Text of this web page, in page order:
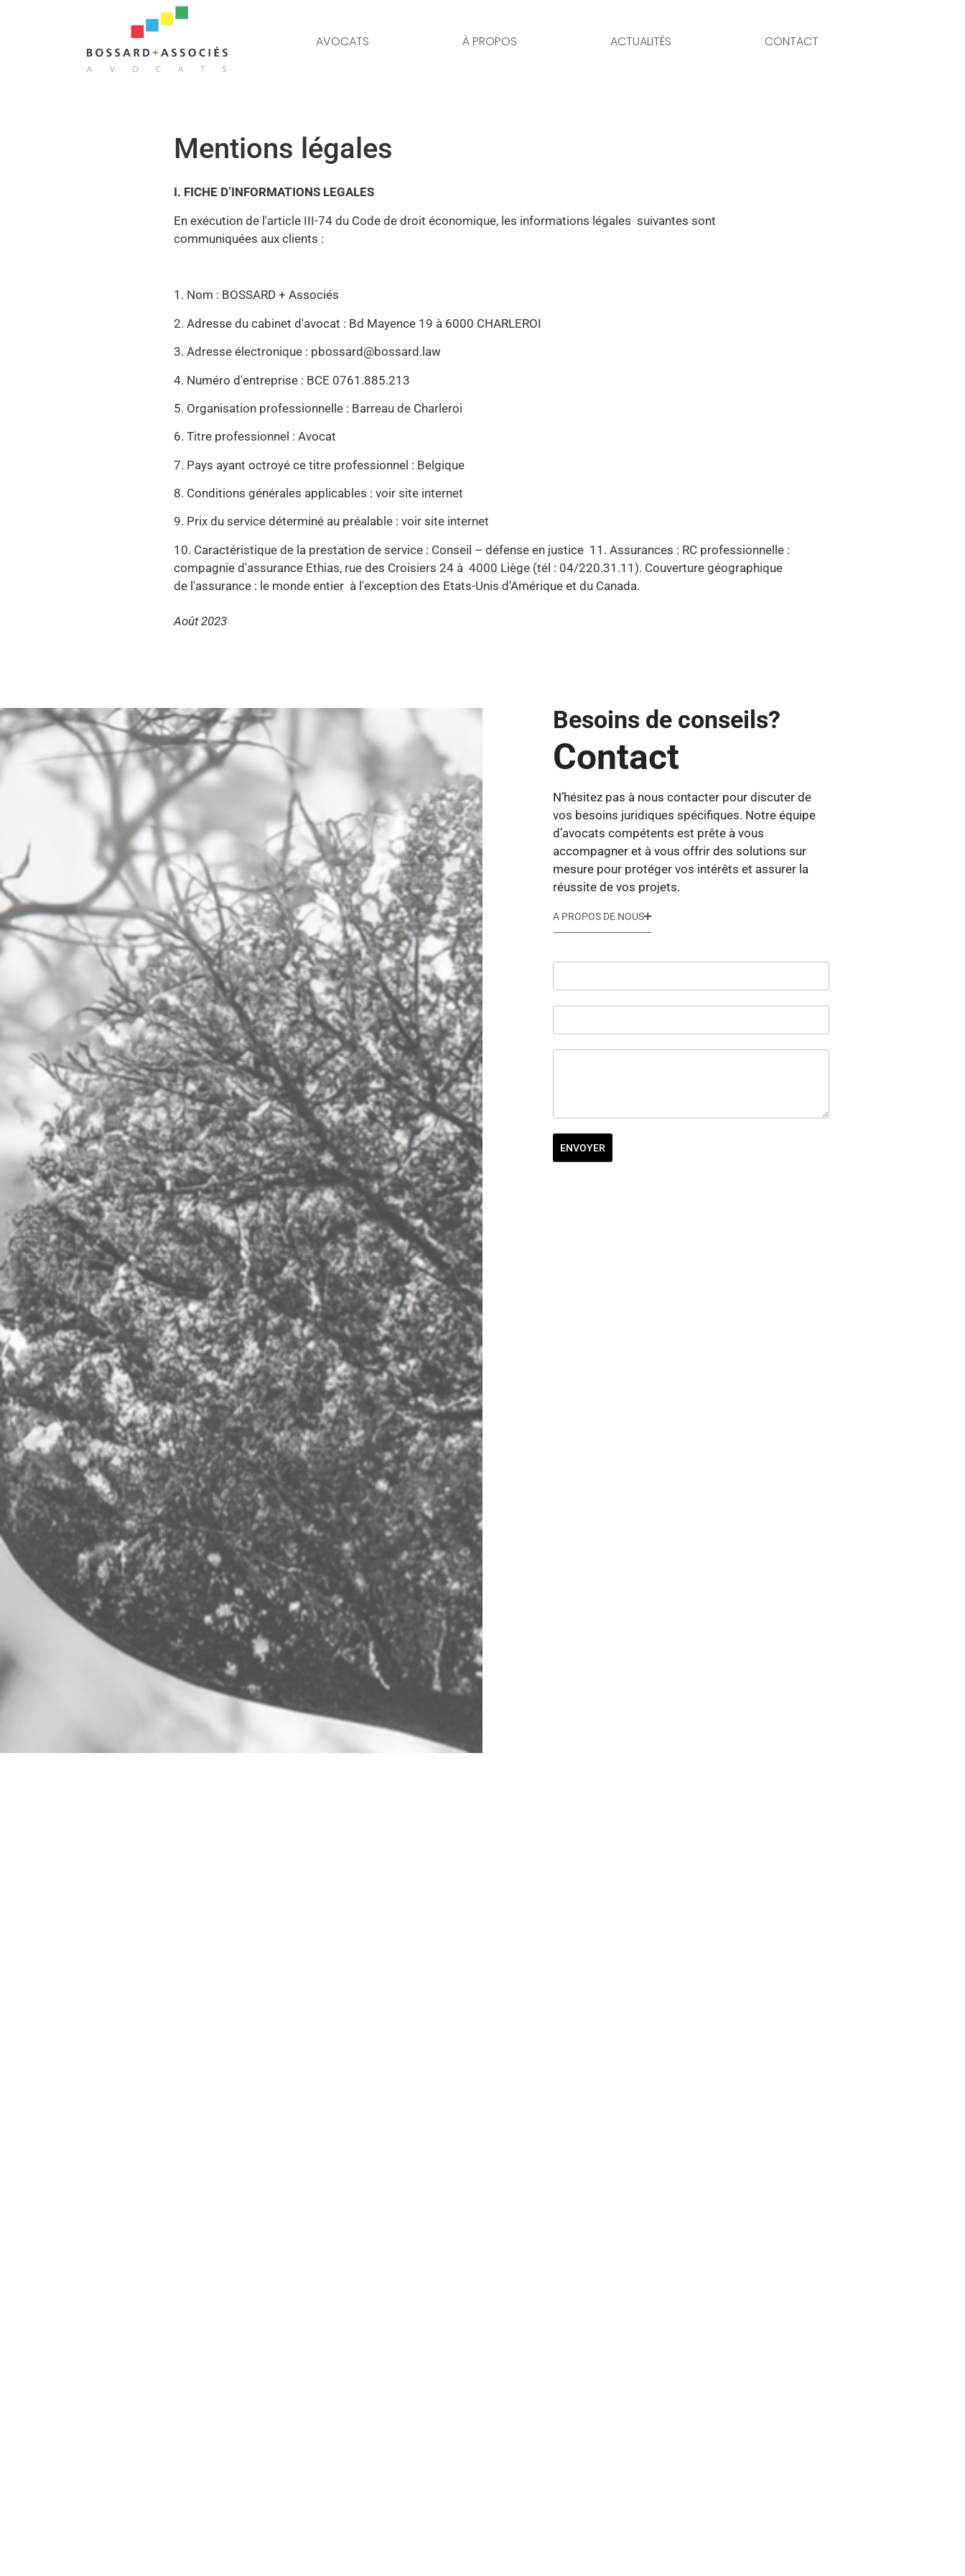
AVOCATS À PROPOS ACTUALITÉS CONTACT
Mentions légales
I. FICHE D’INFORMATIONS LEGALES
En exécution de l'article III-74 du Code de droit économique, les informations légales suivantes sont
communiquées aux clients :
1. Nom : BOSSARD + Associés
2. Adresse du cabinet d'avocat : Bd Mayence 19 à 6000 CHARLEROI
3. Adresse électronique : pbossard@bossard.law
4. Numéro d'entreprise : BCE 0761.885.213
5. Organisation professionnelle : Barreau de Charleroi
6. Titre professionnel : Avocat
7. Pays ayant octroyé ce titre professionnel : Belgique
8. Conditions générales applicables : voir site internet
9. Prix du service déterminé au préalable : voir site internet
10. Caractéristique de la prestation de service : Conseil – défense en justice 11. Assurances : RC professionnelle :
compagnie d'assurance Ethias, rue des Croisiers 24 à 4000 Liège (tél : 04/220.31.11). Couverture géographique
de l'assurance : le monde entier à l'exception des Etats-Unis d'Amérique et du Canada.
Août 2023
Besoins de conseils?
Contact
N’hésitez pas à nous contacter pour discuter de
vos besoins juridiques spécifiques. Notre équipe
d’avocats compétents est prête à vous
accompagner et à vous offrir des solutions sur
mesure pour protéger vos intérêts et assurer la
réussite de vos projets.
A PROPOS DE NOUS
ENVOYER